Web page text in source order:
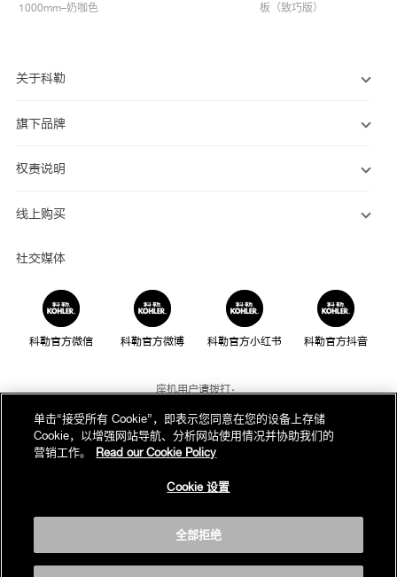
1000mm–奶咖色
板（致巧版）
关于科勒
旗下品牌
权责说明
线上购买
社交媒体
科勒官方微信 科勒官方微博 科勒官方小红书 科勒官方抖音
座机用户请拨打：
800-820-2628
手机用户请拨打：
400-820-2628
我们的电话服务时间为：
版权为科勒(中国)投资有限公司所有©2019
单击“接受所有 Cookie”，即表示您同意在您的设备上存储
Cookie，以增强网站导航、分析网站使用情况并协助我们的
营销工作。
Read our Cookie Policy
Cookie 设置
全部拒绝